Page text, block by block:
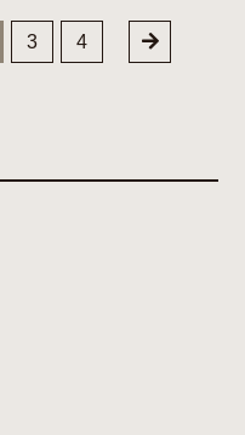
3 4